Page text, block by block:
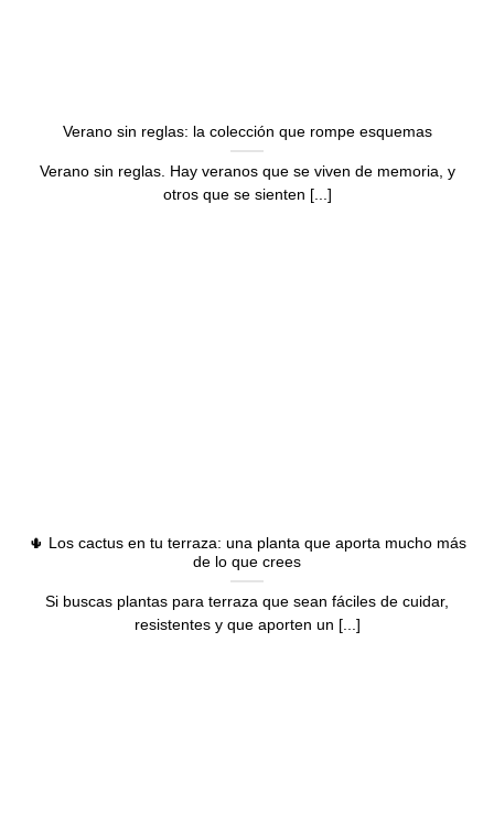
Verano sin reglas: la colección que rompe esquemas
Verano sin reglas. Hay veranos que se viven de memoria, y
otros que se sienten [...]
🌵 Los cactus en tu terraza: una planta que aporta mucho más
de lo que crees
Si buscas plantas para terraza que sean fáciles de cuidar,
resistentes y que aporten un [...]